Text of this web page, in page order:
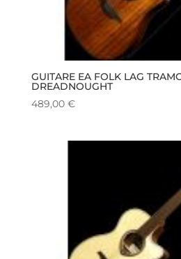
GUITARE EA FOLK LAG
DREADNOUGHT
489,00 €